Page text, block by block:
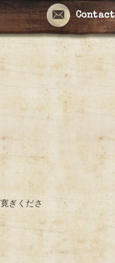
Contact
ぎくださ